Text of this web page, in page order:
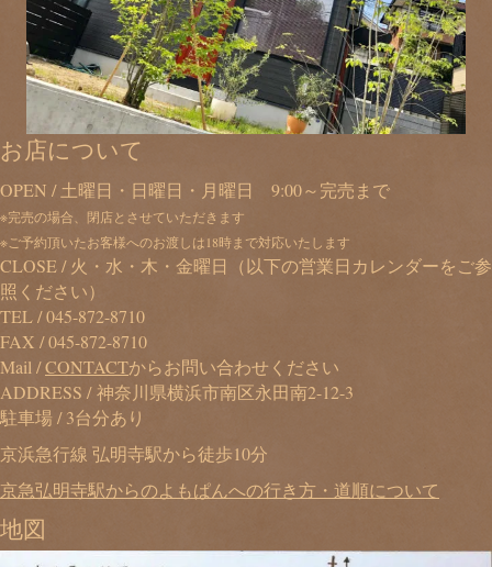
お店について
OPEN / 土曜日・日曜日・月曜日 9:00～完売まで
※完売の場合、閉店とさせていただきます
※ご予約頂いたお客様へのお渡しは18時まで対応いたします
CLOSE / 火・水・木・金曜日（以下の営業日カレンダーをご参
照ください）
TEL /045-872-8710
FAX / 045-872-8710
Mail /CONTACTからお問い合わせください
ADDRESS / 神奈川県横浜市南区永田南2-12-3
駐車場 / 3台分あり
京浜急行線 弘明寺駅から徒歩10分
京急弘明寺駅からのよもぱんへの行き方・道順について
地図